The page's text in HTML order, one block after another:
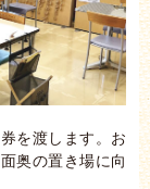
を渡します。お
奥の置き場に向